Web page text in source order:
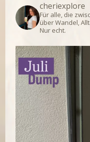
cheriexplore
Für alle, die
über Wandel,
Nur echt.